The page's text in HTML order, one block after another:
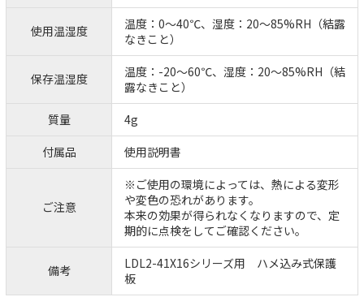
使用温湿度
温度：0～40℃、湿度：20～85%RH（結露
なきこと）
保存温湿度
温度：-20～60℃、湿度：20～85%RH（結
露なきこと）
質量
4g
付属品
使用説明書
ご注意
※ご使用の環境によっては、熱による変形
や変色の恐れがあります。
本来の効果が得られなくなりますので、定
期的に点検をしてご確認ください。
備考
LDL2-41X16シリーズ用 ハメ込み式保護
板